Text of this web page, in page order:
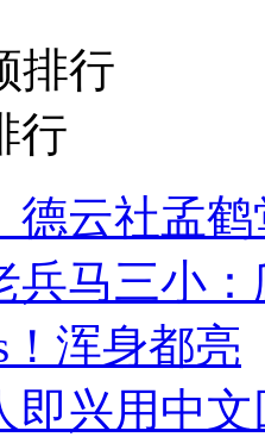
排行
行
德云社孟
兵马三小
浑身都亮
即兴用中